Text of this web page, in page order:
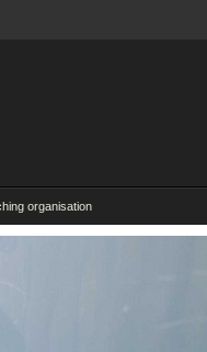
organisation